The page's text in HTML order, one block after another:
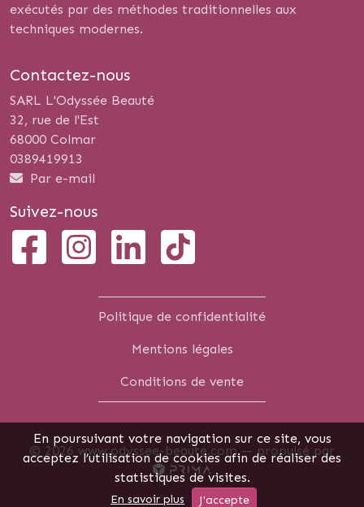
exécutés par des méthodes traditionnelles aux
techniques modernes.
Contactez-nous
SARL L'Odyssée Beauté
32, rue de l'Est
68000 Colmar
0389419913
Par e-mail
Suivez-nous
Politique de confidentialité
Mentions légales
Conditions de vente
© 2026 www.odyssee-beaute.com — propulsé par
En poursuivant votre navigation sur ce site, vous
acceptez l’utilisation de cookies afin de réaliser des
statistiques de visites.
En savoir plus J'accepte